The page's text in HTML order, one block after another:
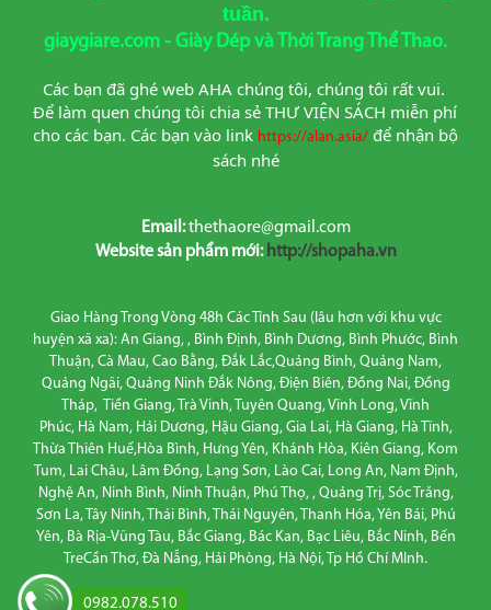
0982.078.510
tuần.
giaygiare.com - Giày Dép và Thời Trang Thể Thao.
Các bạn đã ghé web AHA chúng tôi, chúng tôi rất vui.
Để làm quen chúng tôi chia sẻ THƯ VIỆN SÁCH miễn phí
cho các bạn. Các bạn vào link https://alan.asia/ để nhận bộ
sách nhé
Email:thethaore@gmail.com
Website sản phẩm mới: http://shopaha.vn
Giao Hàng Trong Vòng 48h Các Tỉnh Sau (lâu hơn với khu vực
huyện xã xa): An Giang, , Bình Định, Bình Dương, Bình Phước, Bình
Thuận, Cà Mau, Cao Bằng, Đắk Lắc,Quảng Bình, Quảng Nam,
Quảng Ngãi, Quảng Ninh Đắk Nông, Điện Biên, Đồng Nai, Đồng
Tháp, Tiền Giang, Trà Vinh, Tuyên Quang, Vĩnh Long, Vĩnh
Phúc, Hà Nam, Hải Dương, Hậu Giang, Gia Lai, Hà Giang, Hà Tĩnh,
Thừa Thiên Huế,Hòa Bình, Hưng Yên, Khánh Hòa, Kiên Giang, Kom
Tum, Lai Châu, Lâm Đồng, Lạng Sơn, Lào Cai, Long An, Nam Định,
Nghệ An, Ninh Bình, Ninh Thuận, Phú Thọ, , Quảng Trị, Sóc Trăng,
Sơn La, Tây Ninh, Thái Bình, Thái Nguyên, Thanh Hóa, Yên Bái, Phú
Yên, Bà Rịa-Vũng Tàu, Bắc Giang, Bác Kan, Bạc Liêu, Bắc Ninh, Bến
TreCần Thơ, Đà Nẵng, Hải Phòng, Hà Nội, Tp Hồ Chí MInh.